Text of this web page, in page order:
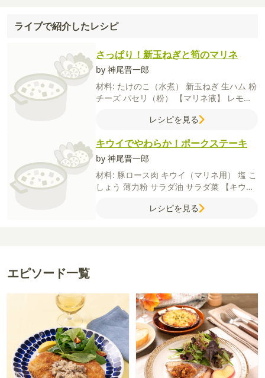
ライブで紹介したレシピ
さっぱり！新玉ねぎと筍のマリネ
by 神尾晋一郎
材料: たけのこ（水煮） 新玉ねぎ 生ハム 粉
チーズ パセリ（粉） 【マリネ液】
レモン
レシピを見る
キウイでやわらか！ポークステーキ
by 神尾晋一郎
材料: 豚ロース肉 キウイ（マリネ用） 塩 こ
しょう 薄力粉 サラダ油 サラダ菜
【キウイ
オリーブオイル粒マスタード
レシピを見る
エピソード一覧